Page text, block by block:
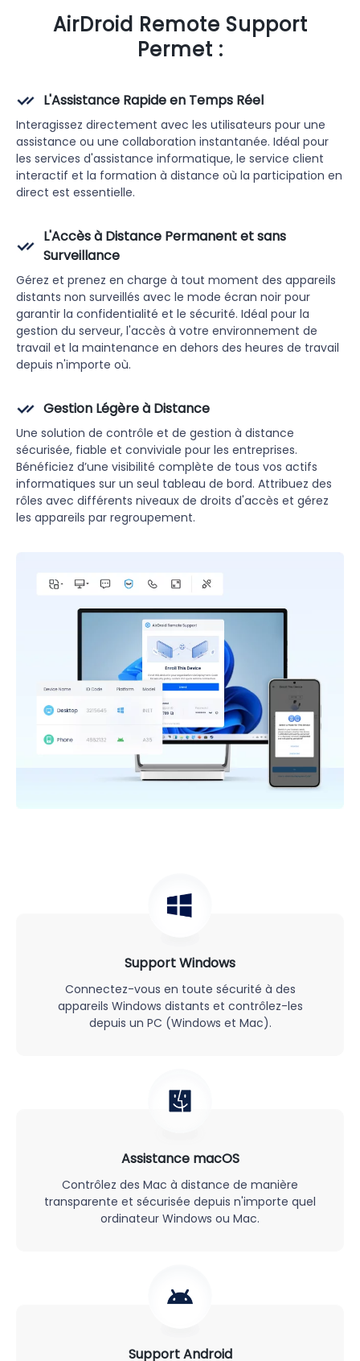
AirDroid Remote Support
Permet :
L'Assistance Rapide en Temps Réel
Interagissez directement avec les utilisateurs pour une
assistance ou une collaboration instantanée. Idéal pour
les services d'assistance informatique, le service client
interactif et la formation à distance où la participation en
direct est essentielle.
L'Accès à Distance Permanent et sans
Surveillance
Gérez et prenez en charge à tout moment des appareils
distants non surveillés avec le mode écran noir pour
garantir la confidentialité et le sécurité. Idéal pour la
gestion du serveur, l'accès à votre environnement de
travail et la maintenance en dehors des heures de travail
depuis n'importe où.
Gestion Légère à Distance
Une solution de contrôle et de gestion à distance
sécurisée, fiable et conviviale pour les entreprises.
Bénéficiez d’une visibilité complète de tous vos actifs
informatiques sur un seul tableau de bord. Attribuez des
rôles avec différents niveaux de droits d'accès et gérez
les appareils par regroupement.
Support Windows
Connectez-vous en toute sécurité à des
appareils Windows distants et contrôlez-les
depuis un PC (Windows et Mac).
Assistance macOS
Contrôlez des Mac à distance de manière
transparente et sécurisée depuis n'importe quel
ordinateur Windows ou Mac.
Support Android